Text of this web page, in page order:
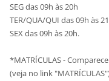
SEG das 09h às 20h
TER/QUA/QUI das 09h às
SEX das 09h às 20h.
*MATRÍCULAS -
(veja no link